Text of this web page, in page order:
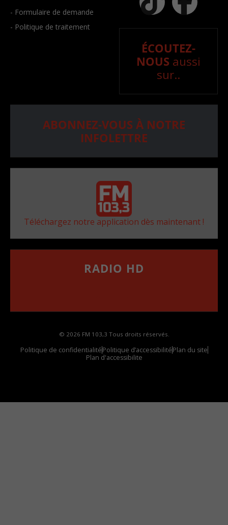
- Formulaire de demande
- Politique de traitement
ÉCOUTEZ-
NOUS aussi
sur..
ABONNEZ-VOUS À NOTRE
INFOLETTRE
Téléchargez notre application dès maintenant !
RADIO HD
© 2026 FM 103,3 Tous droits réservés.
Politique de confidentialitéPolitique d’accessibilitéPlan du site
Plan d'accessibilite